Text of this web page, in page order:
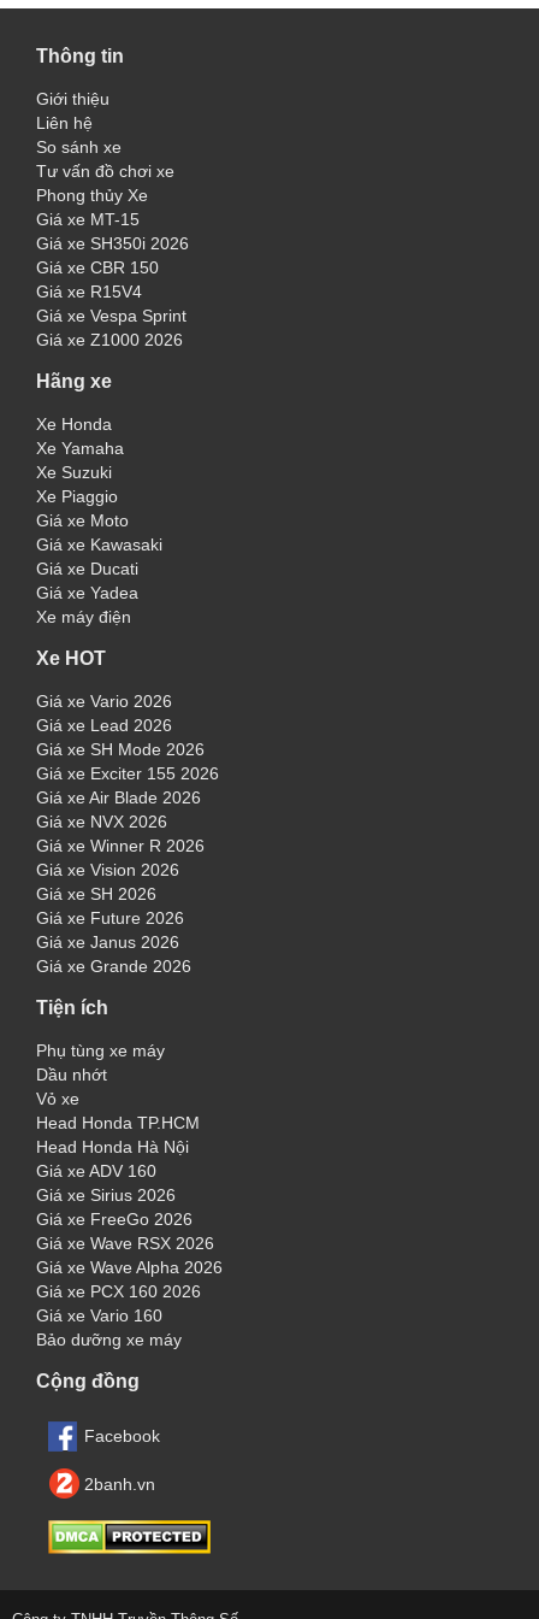
Thông tin
Giới thiệu
Liên hệ
So sánh xe
Tư vấn đồ chơi xe
Phong thủy Xe
Giá xe MT-15
Giá xe SH350i 2026
Giá xe CBR 150
Giá xe R15V4
Giá xe Vespa Sprint
Giá xe Z1000 2026
Hãng xe
Xe Honda
Xe Yamaha
Xe Suzuki
Xe Piaggio
Giá xe Moto
Giá xe Kawasaki
Giá xe Ducati
Giá xe Yadea
Xe máy điện
Xe HOT
Giá xe Vario 2026
Giá xe Lead 2026
Giá xe SH Mode 2026
Giá xe Exciter 155 2026
Giá xe Air Blade 2026
Giá xe NVX 2026
Giá xe Winner R 2026
Giá xe Vision 2026
Giá xe SH 2026
Giá xe Future 2026
Giá xe Janus 2026
Giá xe Grande 2026
Tiện ích
Phụ tùng xe máy
Dầu nhớt
Vỏ xe
Head Honda TP.HCM
Head Honda Hà Nội
Giá xe ADV 160
Giá xe Sirius 2026
Giá xe FreeGo 2026
Giá xe Wave RSX 2026
Giá xe Wave Alpha 2026
Giá xe PCX 160 2026
Giá xe Vario 160
Bảo dưỡng xe máy
Cộng đồng
Facebook
2banh.vn